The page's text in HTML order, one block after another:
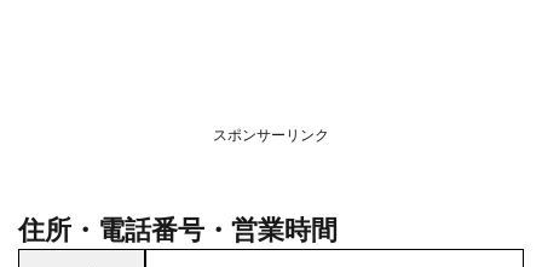
場付
きコ
スポンサーリンク
住所・電話番号・営業時間